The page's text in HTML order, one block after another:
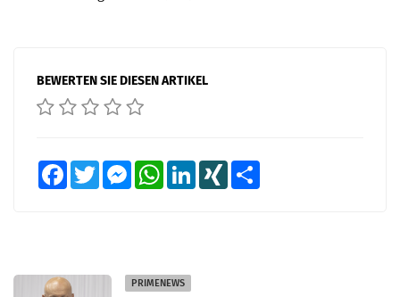
BEWERTEN SIE DIESEN ARTIKEL
FacebookTwitter MessengerWhatsAppLinkedInXING
PRIMENEWS